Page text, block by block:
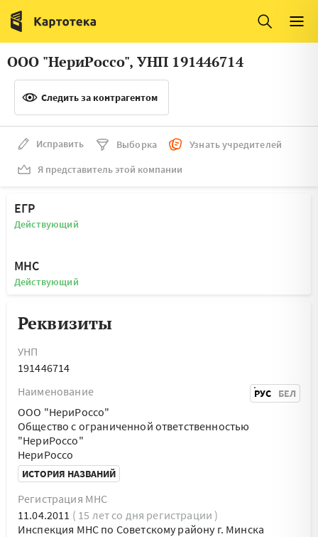
Италия
Люксембург
Литва
Нидерланды
ООО "НериРоссо", УНП 191446714
Следить за контрагентом
Исправить Выборка
Узнать учредителей
Я представитель этой компании
ЕГР
Действующий
МНС
Действующий
Реквизиты
УНП
191446714
Наименование
РУС БЕЛ
ООО "НериРоссо"
Общество с ограниченной ответственностью
"НериРоссо"
НериРоссо
ИСТОРИЯ НАЗВАНИЙ
Регистрация МНС
11.04.2011 ( 15 лет со дня регистрации )
Инспекция МНС по Советскому району г. Минска